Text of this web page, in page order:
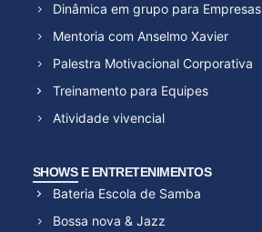
Dinâmica em grupo para Empresas
Mentoria com Anselmo Xavier
Palestra Motivacional Corporativa
Treinamento para Equipes
Atividade vivencial
SHOWS E ENTRETENIMENTOS
Bateria Escola de Samba
Bossa nova & Jazz